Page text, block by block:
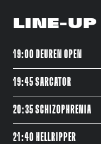
LINE-UP
19:00 DEUREN OPEN
19:45 SARCATOR
20:35 SCHIZOPHRENIA
21:40 HELLRIPPER